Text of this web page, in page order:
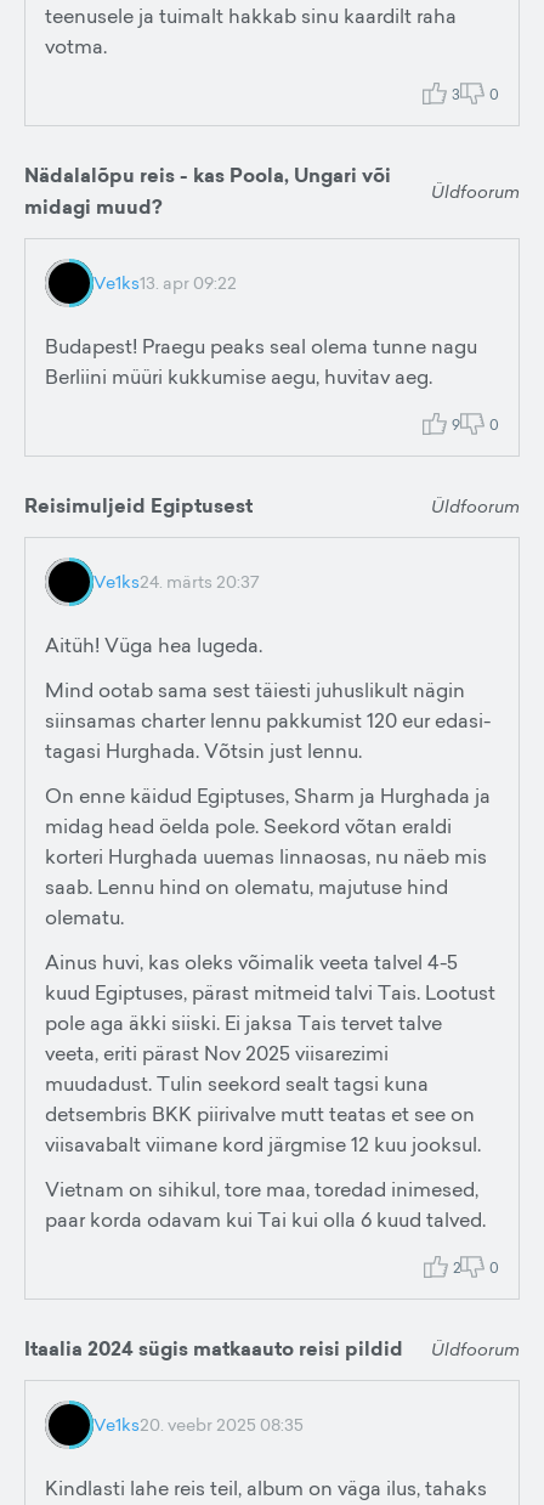
teenusele ja tuimalt hakkab sinu kaardilt raha
votma.
3 0
Nädalalõpu reis - kas Poola, Ungari või
midagi muud?
Üldfoorum
Ve1ks13. apr 09:22
Budapest! Praegu peaks seal olema tunne nagu
Berliini müüri kukkumise aegu, huvitav aeg.
9 0
Reisimuljeid Egiptusest Üldfoorum
Ve1ks24. märts 20:37
Aitüh! Vüga hea lugeda.
Mind ootab sama sest täiesti juhuslikult nägin
siinsamas charter lennu pakkumist 120 eur edasi-
tagasi Hurghada. Võtsin just lennu.
On enne käidud Egiptuses, Sharm ja Hurghada ja
midag head öelda pole. Seekord võtan eraldi
korteri Hurghada uuemas linnaosas, nu näeb mis
saab. Lennu hind on olematu, majutuse hind
olematu.
Ainus huvi, kas oleks võimalik veeta talvel 4-5
kuud Egiptuses, pärast mitmeid talvi Tais. Lootust
pole aga äkki siiski. Ei jaksa Tais tervet talve
veeta, eriti pärast Nov 2025 viisarezimi
muudadust. Tulin seekord sealt tagsi kuna
detsembris BKK piirivalve mutt teatas et see on
viisavabalt viimane kord järgmise 12 kuu jooksul.
Vietnam on sihikul, tore maa, toredad inimesed,
paar korda odavam kui Tai kui olla 6 kuud talved.
2 0
Itaalia 2024 sügis matkaauto reisi pildid Üldfoorum
Ve1ks20. veebr 2025 08:35
Kindlasti lahe reis teil, album on väga ilus, tahaks